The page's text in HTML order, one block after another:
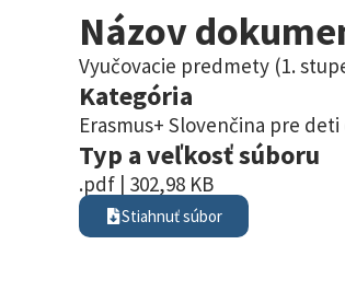
Názov
Vyučovacie predmety (1.
Kategória
Erasmus+ Slovenčina pre
Typ a veľkosť súboru
.pdf | 302,98 KB
Stiahnuť súbor